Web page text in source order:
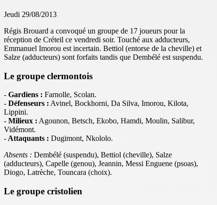
Jeudi 29/08/2013
Régis Brouard a convoqué un groupe de 17 joueurs pour la
réception de Créteil ce vendredi soir. Touché aux adducteurs,
Emmanuel Imorou est incertain. Bettiol (entorse de la cheville) et
Salze (adducteurs) sont forfaits tandis que Dembélé est suspendu.
Le groupe clermontois
- Gardiens : Farnolle, Scolan.
- Défenseurs : Avinel, Bockhorni, Da Silva, Imorou, Kilota,
Lippini.
- Milieux : Agounon, Betsch, Ekobo, Hamdi, Moulin, Salibur,
Vidémont.
- Attaquants : Dugimont, Nkololo.
Absents : Dembélé (suspendu), Bettiol (cheville), Salze
(adducteurs), Capelle (genou), Jeannin, Messi Enguene (psoas),
Diogo, Latrèche, Touncara (choix).
Le groupe cristolien